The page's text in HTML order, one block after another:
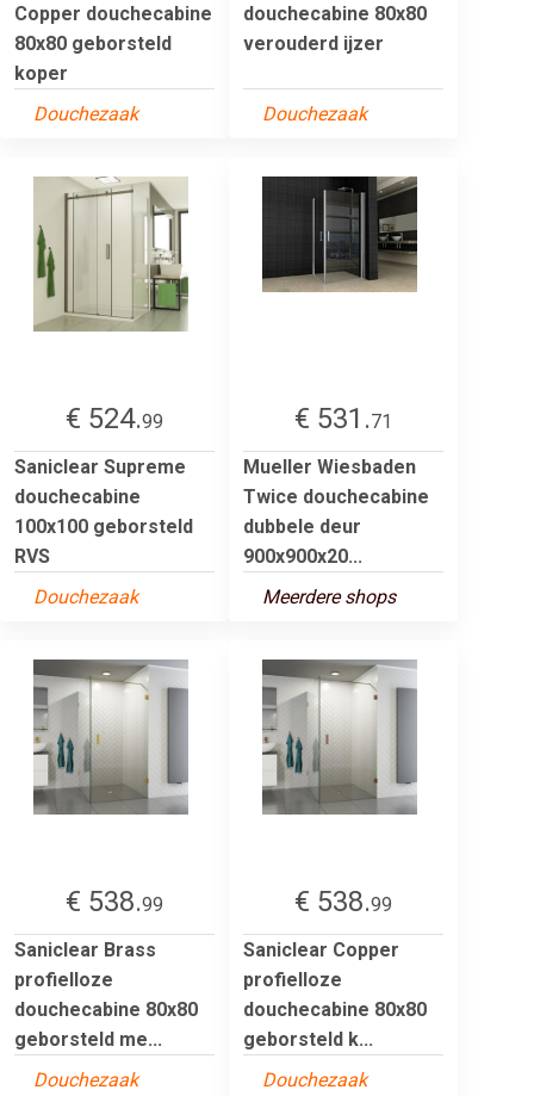
Copper douchecabine
80x80 geborsteld
koper
Douchezaak
douchecabine 80x80
verouderd ijzer
Douchezaak
€ 524.99
Saniclear Supreme
douchecabine
100x100 geborsteld
RVS
Douchezaak
€ 531.71
Mueller Wiesbaden
Twice douchecabine
dubbele deur
900x900x20...
Meerdere shops
€ 538.99
Saniclear Brass
profielloze
douchecabine 80x80
geborsteld me...
Douchezaak
€ 538.99
Saniclear Copper
profielloze
douchecabine 80x80
geborsteld k...
Douchezaak